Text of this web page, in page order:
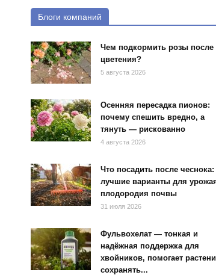
Блоги компаний
Чем подкормить розы после
цветения?
5 августа 2026
Осенняя пересадка пионов:
почему спешить вредно, а
тянуть — рискованно
4 августа 2026
Что посадить после чеснока:
лучшие варианты для
плодородия почвы
31 июля 2026
Фульвохелат — тонкая и
надёжная поддержка для
хвойников, помогает
сохранять...